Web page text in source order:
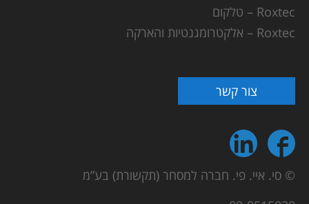
Roxtec – טלקום
Roxtec – אלקטרומגנטיות והארקה
צור קשר
© סי. איי. פי. חברה למסחר (תקשורת) בע”מ